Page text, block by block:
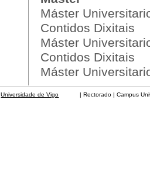
Máster
Contidos Dixitais
Máster
Contidos Dixitais
Máster
Universidade de Vigo | Rectorado | Campus